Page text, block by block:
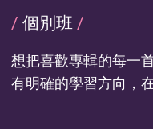
/ 個別班 /
想把喜歡專輯的每一
有明確的學習方向，